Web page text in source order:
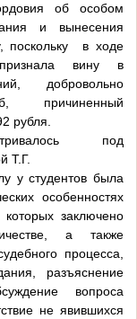
об особом
и вынесения
поскольку в ходе
вину в
добровольно
причиненный
рубля.
под
Т.Г.
у студентов была
особенностях
заключено
а также
процесса,
разъяснение
вопроса
не явившихся